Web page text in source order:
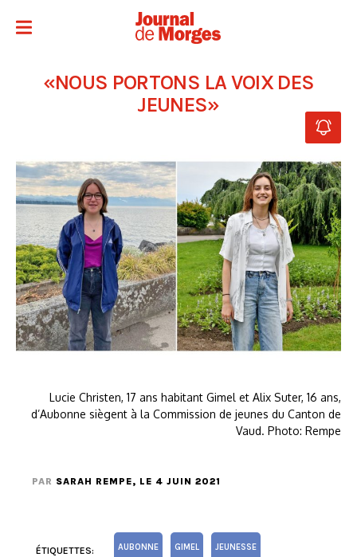
«NOUS PORTONS LA VOIX DES
JEUNES»
Lucie Christen, 17 ans habitant Gimel et Alix Suter, 16 ans,
d’Aubonne siègent à la Commission de jeunes du Canton de
Vaud. Photo: Rempe
PAR SARAH REMPE, LE 4 JUIN 2021
ÉTIQUETTES: AUBONNE GIMEL JEUNESSE